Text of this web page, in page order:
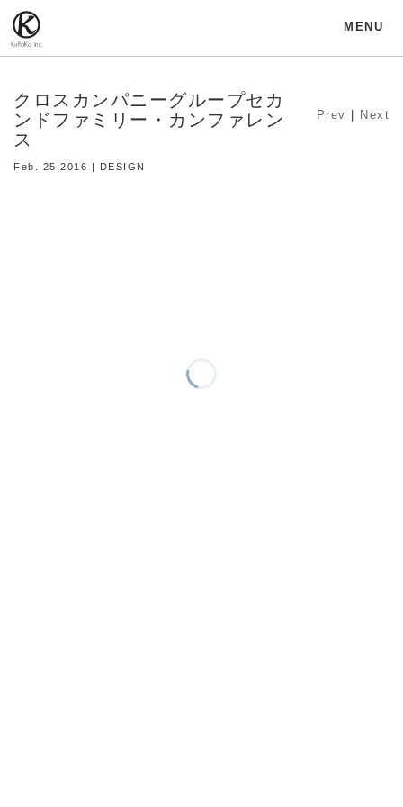
MENU
クロスカンパニーグループセカ
ンドファミリー・カンファレン
ス
Feb. 25 2016 | DESIGN
Prev Next